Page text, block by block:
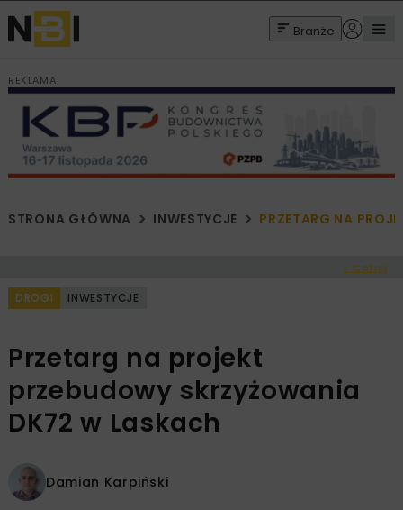
Branże
REKLAMA
STRONA GŁÓWNA INWESTYCJE PRZETARG NA
< Cofnij
DROGI INWESTYCJE
Przetarg na projekt
przebudowy skrzyżowania
DK72 w Laskach
Damian Karpiński